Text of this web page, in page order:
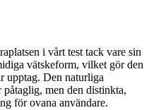
i vårt test tack vare sin
vätskeform, vilket gör den
upptag. Den naturliga
men den distinkta,
för ovana användare.